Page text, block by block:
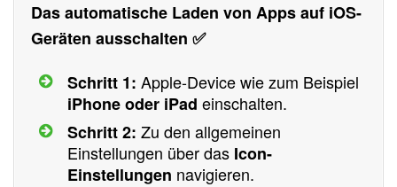
Das automatische Laden von Apps auf iOS-
Geräten ausschalten ✅
Schritt 1: Apple-Device wie zum Beispiel
iPhone oder iPad einschalten.
Schritt 2: Zu den allgemeinen
Einstellungen über das Icon-
Einstellungen navigieren.